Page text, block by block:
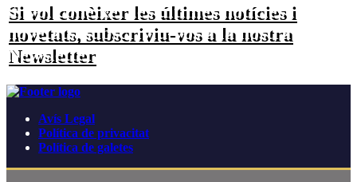
Si vol conèixer les últimes notícies i
novetats, subscriviu-vos a la nostra
Newsletter
Avís Legal
Política de privacitat
Política de galetes